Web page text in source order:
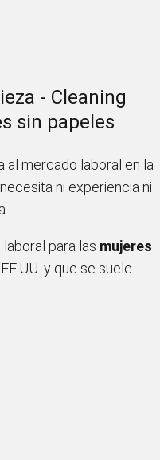
- Cleaning
sin papeles
al mercado laboral en la
ni experiencia ni
para las mujeres
y que se suele